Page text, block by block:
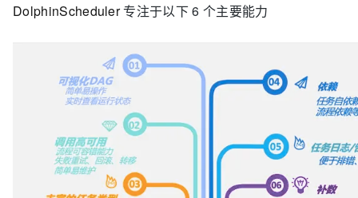
DolphinScheduler专注于以下 6 个主要能力